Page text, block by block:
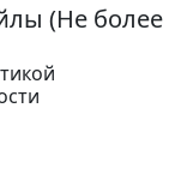
(Не более